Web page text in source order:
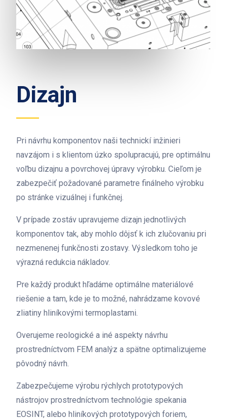
Dizajn
Pri návrhu komponentov naši technickí inžinieri
navzájom i s klientom úzko spolupracujú, pre optimálnu
voľbu dizajnu a povrchovej úpravy výrobku. Cieľom je
zabezpečiť požadované parametre finálneho výrobku
po stránke vizuálnej i funkčnej.
V prípade zostáv upravujeme dizajn jednotlivých
komponentov tak, aby mohlo dôjsť k ich zlučovaniu pri
nezmenenej funkčnosti zostavy. Výsledkom toho je
výrazná redukcia nákladov.
Pre každý produkt hľadáme optimálne materiálové
riešenie a tam, kde je to možné, nahrádzame kovové
zliatiny hliníkovými termoplastami.
Overujeme reologické a iné aspekty návrhu
prostredníctvom FEM analýz a spätne optimalizujeme
pôvodný návrh.
Zabezpečujeme výrobu rýchlych prototypových
nástrojov prostredníctvom technológie spekania
EOSINT, alebo hliníkových prototypových foriem,